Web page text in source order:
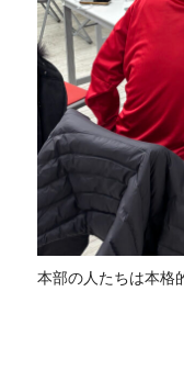
本部の人たちは本格